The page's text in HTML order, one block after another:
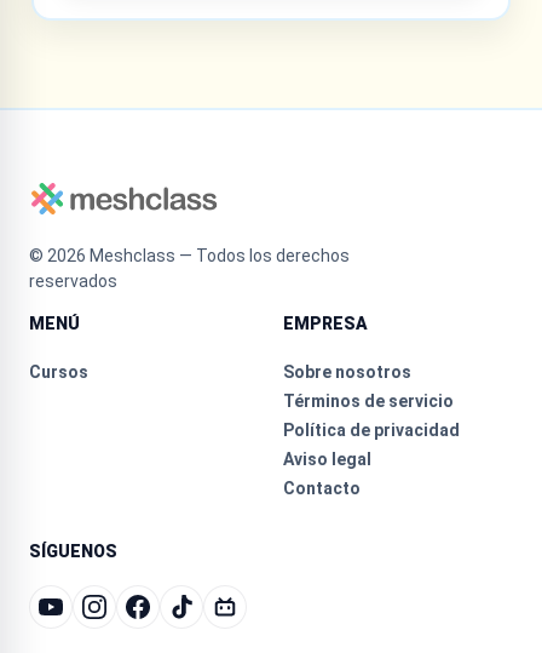
© 2026 Meshclass — Todos los derechos
reservados
MENÚ
Cursos
EMPRESA
Sobre nosotros
Términos de servicio
Política de privacidad
Aviso legal
Contacto
SÍGUENOS